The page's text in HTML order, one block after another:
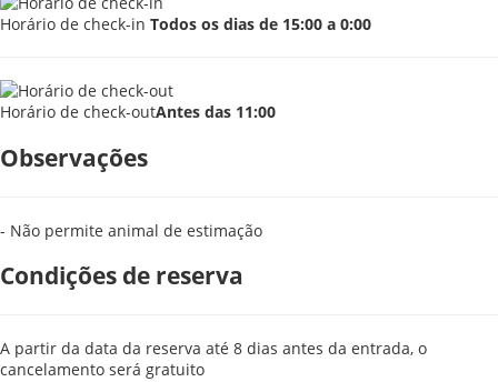
Horário de check-in Todos os dias de 15:00 a 0:00
Horário de check-outAntes das 11:00
Observações
- Não permite animal de estimação
Condições de reserva
A partir da data da reserva até 8 dias antes da entrada, o
cancelamento será gratuito